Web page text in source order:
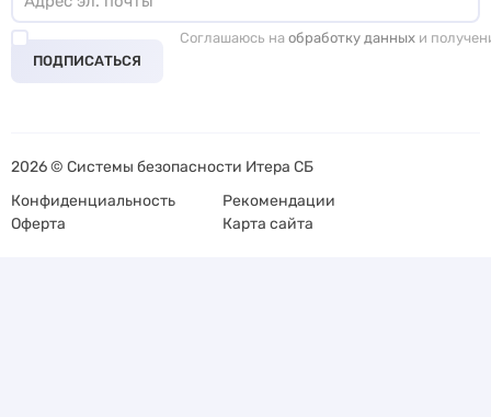
ПОДПИСАТЬСЯ
Соглашаюсь на обработку данных и
2026 © Системы безопасности Итера СБ
Конфиденциальность
Рекомендации
Оферта
Карта сайта